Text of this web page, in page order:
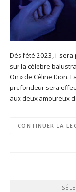
Dès l’été 2023, il
sur la célèbre
On » de Céline Dion.
profondeur sera
aux deux amoureux
CONTINUER LA